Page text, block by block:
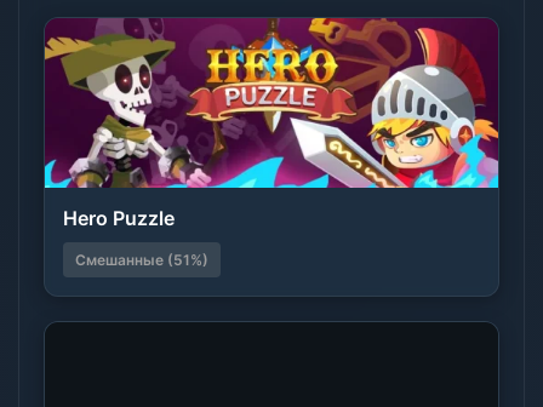
Hero Puzzle
Смешанные (51%)